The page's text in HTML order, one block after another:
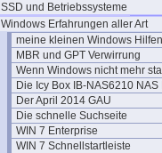
SSD und Betriebssysteme
Windows Erfahrungen aller Art
meine kleinen Windows Hilfen
MBR und GPT Verwirrung
Wenn Windows nicht mehr
Die Icy Box IB-NAS6210 NAS
Der April 2014 GAU
Die schnelle Suchseite
WIN 7 Enterprise
WIN 7 Schnellstartleiste